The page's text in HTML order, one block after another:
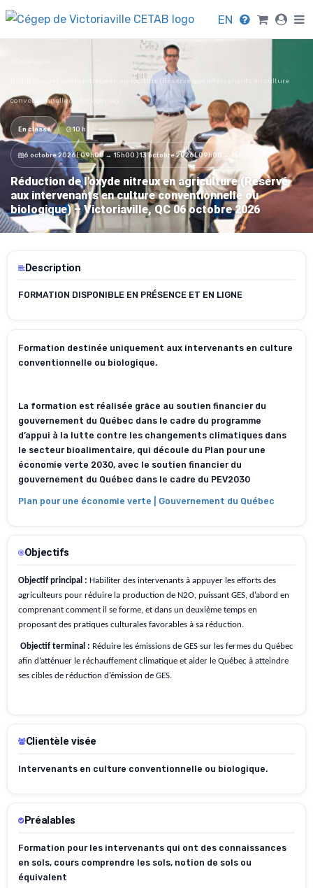
EN
Réduction de l'oxyde nitreux en agriculture (Réservé aux intervenants en culture
conventionnelle ou biologique)
En classe 10 h
6 octobre 2026( 09h00 → 15h00 )13 octobre 2026( 09h00 → 15h00 )
Réduction de l'oxyde nitreux en agriculture (Réservé
aux intervenants en culture conventionnelle ou
biologique) – Victoriaville, QC 06 octobre 2026
Description
FORMATION DISPONIBLE EN PRÉSENCE ET EN LIGNE
Formation destinée uniquement aux intervenants en culture
conventionnelle ou biologique.
La formation est réalisée grâce au soutien financier du
gouvernement du Québec dans le cadre du programme
d’appui à la lutte contre les changements climatiques dans
le secteur bioalimentaire, qui découle du Plan pour une
économie verte 2030, avec le soutien financier du
gouvernement du Québec dans le cadre du PEV2030
Plan pour une économie verte | Gouvernement du Québec
Objectifs
Objectif principal : Habiliter des intervenants à appuyer les efforts des
agriculteurs pour réduire la production de N2O, puissant GES, d’abord en
comprenant comment il se forme, et dans un deuxième temps en
proposant des pratiques culturales favorables à sa réduction.
Objectif terminal : Réduire les émissions de GES sur les fermes du Québec
afin d’atténuer le réchauffement climatique et aider le Québec à atteindre
ses cibles de réduction d’émission de GES.
Clientèle visée
Intervenants en culture conventionnelle ou biologique.
Préalables
Formation pour les intervenants qui ont des connaissances
en sols, cours comprendre les sols, notion de sols ou
équivalent